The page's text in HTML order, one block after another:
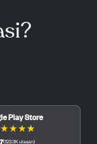
Play Store
★★★★
(122.3K ulasan)